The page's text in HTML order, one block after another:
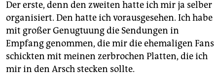
Der erste, denn den zweiten hatte ich mir ja selber
organisiert. Den hatte ich vorausgesehen. Ich habe
mit großer Genugtuung die Sendungen in
Empfang genommen, die mir die ehemaligen Fans
schickten mit meinen zerbrochen Platten, die ich
mir in den Arsch stecken sollte.